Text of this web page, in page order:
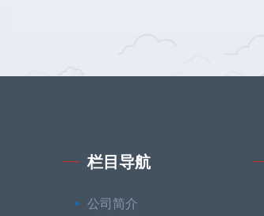
栏目导航
公司简介